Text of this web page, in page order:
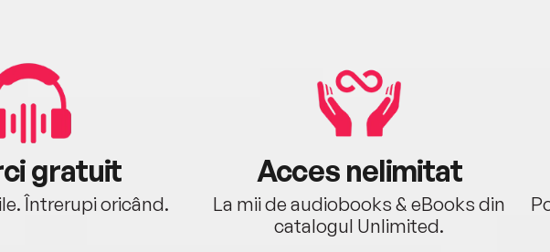
gratuit
Întrerupi oricând.
Acces nelimitat
La mii de audiobooks & eBooks din
catalogul Unlimited.